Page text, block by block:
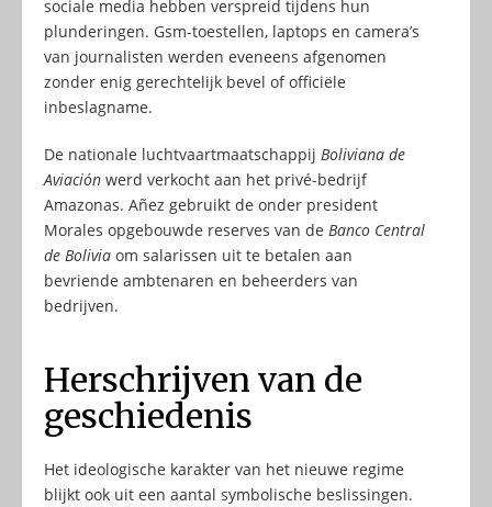
sociale media hebben verspreid tijdens hun
plunderingen. Gsm-toestellen, laptops en camera’s
van journalisten werden eveneens afgenomen
zonder enig gerechtelijk bevel of officiële
inbeslagname.
De nationale luchtvaartmaatschappij Boliviana de
Aviación werd verkocht aan het privé-bedrijf
Amazonas. Añez gebruikt de onder president
Morales opgebouwde reserves van de Banco Central
de Bolivia om salarissen uit te betalen aan
bevriende ambtenaren en beheerders van
bedrijven.
Herschrijven van de
geschiedenis
Het ideologische karakter van het nieuwe regime
blijkt ook uit een aantal symbolische beslissingen.